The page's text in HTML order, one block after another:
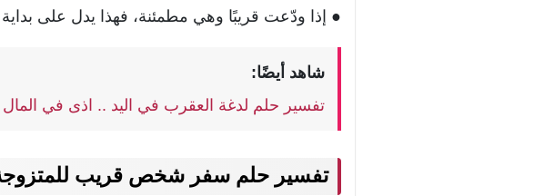
● إذا ودّعت قريبًا وهي مطمئنة، فهذا يدل على
شاهد أيضًا:
تفسير حلم لدغة العقرب في اليد .. اذى في
تفسير حلم سفر شخص قريب